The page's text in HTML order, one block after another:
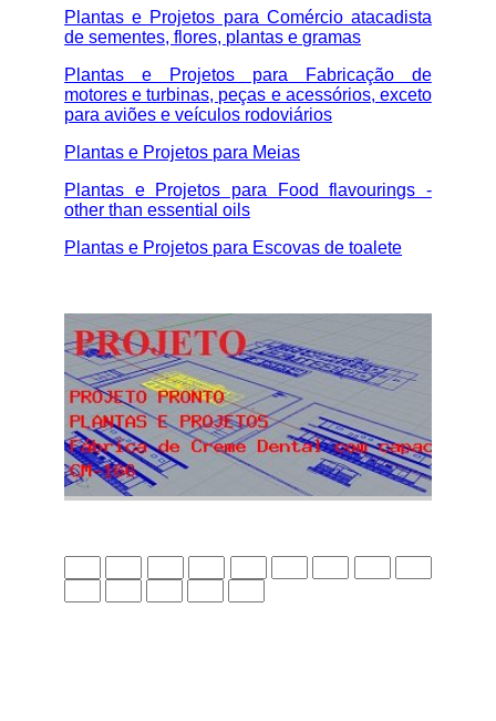
Plantas e Projetos para Comércio atacadista
de sementes, flores, plantas e gramas
Plantas e Projetos para Fabricação de
motores e turbinas, peças e acessórios, exceto
para aviões e veículos rodoviários
Plantas e Projetos para Meias
Plantas e Projetos para Food flavourings -
other than essential oils
Plantas e Projetos para Escovas de toalete